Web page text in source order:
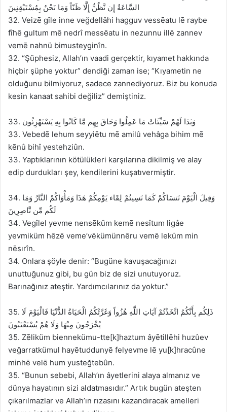
السَّاعَةُ إِن نَّظُنُّ إِلَّا ظَنّاً وَمَا نَحْنُ بِمُسْتَيْقِنِينَ
32. Veizē gîle inne veğdellâhi hagguv vessēatu lē raybe
fîhē gultum mē nedrî messēatu in nezunnu illē zannev
vemē nahnü bimusteyginîn.
32. “Şüphesiz, Allah’ın vaadi gerçektir, kıyamet hakkında
hiçbir şüphe yoktur” dendiği zaman ise; “Kıyametin ne
olduğunu bilmiyoruz, sadece zannediyoruz. Biz bu konuda
kesin kanaat sahibi değiliz” demiştiniz.
33. وَبَدَا لَهُمْ سَيِّئَاتُ مَا عَمِلُوا وَحَاقَ بِهِم مَّا كَانُوا بِهِ يَسْتَهْزِئُون
33. Vebedē lehum seyyiētu mē amilû vehâga bihim mē
kēnû bihî yestehziûn.
33. Yaptıklarının kötülükleri karşılarına dikilmiş ve alay
edip durdukları şey, kendilerini kuşatıvermiştir.
34. وَقِيلَ الْيَوْمَ نَنسَاكُمْ كَمَا نَسِيتُمْ لِقَاء يَوْمِكُمْ هَذَا وَمَأْوَاكُمْ النَّارُ وَمَا
لَكُم مِّن نَّاصِرِينَ
34. Vegîlel yevme nensēküm kemē nesîtum ligâe
yevmiküm hēzē veme’vēkümünnēru vemē leküm min
nēsırîn.
34. Onlara şöyle denir: “Bugüne kavuşacağınızı
unuttuğunuz gibi, bu gün biz de sizi unutuyoruz.
Barınağınız ateştir. Yardımcılarınız da yoktur.”
35. ذَلِكُم بِأَنَّكُمُ اتَّخَذْتُمْ آيَاتِ اللَّهِ هُزُواً وَغَرَّتْكُمُ الْحَيَاةُ الدُّنْيَا فَالْيَوْمَ لَا
يُخْرَجُونَ مِنْهَا وَلَا هُمْ يُسْتَعْتَبُونَ
35. Zēliküm biennekümu-tte[k]haztum âyētillēhi huzûev
veğarratkümul hayētuddunyē felyevme lē yu[k]hracûne
minhē velē hum yusteğtebûn.
35. “Bunun sebebi, Allah’ın âyetlerini alaya almanız ve
dünya hayatının sizi aldatmasıdır.” Artık bugün ateşten
çıkarılmazlar ve Allah’ın rızasını kazandıracak amelleri